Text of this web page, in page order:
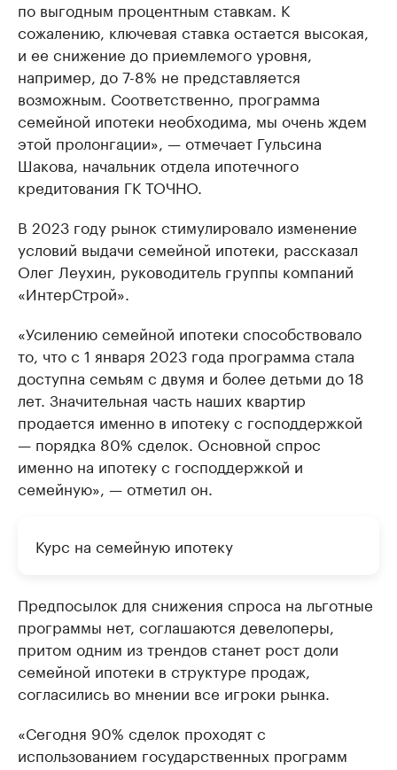
по выгодным процентным ставкам. К
сожалению, ключевая ставка остается высокая,
и ее снижение до приемлемого уровня,
например, до 7-8% не представляется
возможным. Соответственно, программа
семейной ипотеки необходима, мы очень ждем
этой пролонгации», — отмечает Гульсина
Шакова, начальник отдела ипотечного
кредитования ГК ТОЧНО.
В 2023 году рынок стимулировало изменение
условий выдачи семейной ипотеки, рассказал
Олег Леухин, руководитель группы компаний
«ИнтерСтрой».
«Усилению семейной ипотеки способствовало
то, что с 1 января 2023 года программа стала
доступна семьям с двумя и более детьми до 18
лет. Значительная часть наших квартир
продается именно в ипотеку с господдержкой
— порядка 80% сделок. Основной спрос
именно на ипотеку с господдержкой и
семейную», — отметил он.
Курс на семейную ипотеку
Предпосылок для снижения спроса на льготные
программы нет, соглашаются девелоперы,
притом одним из трендов станет рост доли
семейной ипотеки в структуре продаж,
согласились во мнении все игроки рынка.
«Сегодня 90% сделок проходят с
использованием государственных программ